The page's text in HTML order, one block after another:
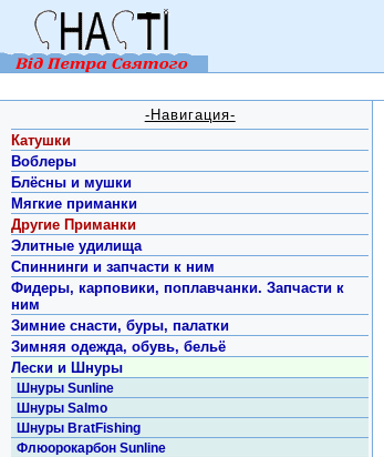
-Навигация-
Катушки
Воблеры
Блёсны и мушки
Мягкие приманки
Другие Приманки
Элитные удилища
Спиннинги и запчасти к ним
Фидеры, карповики, поплавчанки. Запчасти к
ним
Зимние снасти, буры, палатки
Зимняя одежда, обувь, бельё
Лески и Шнуры
Шнуры Sunline
Шнуры Salmo
Шнуры BratFishing
Флюорокарбон Sunline